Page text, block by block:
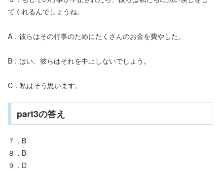
てくれるんでしょうね。
A．彼らはその行事のためにたくさんのお金を費やした。
B．はい、彼らはそれを中止しないでしょう。
C．私はそう思います。
part3の答え
７．B
８．B
９．D